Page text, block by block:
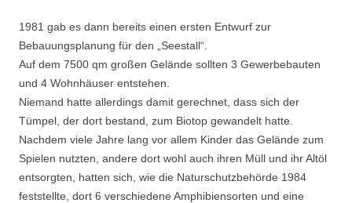
1981 gab es dann bereits einen ersten Entwurf zur
Bebauungsplanung für den „Seestall“.
Auf dem 7500 qm großen Gelände sollten 3 Gewerbebauten
und 4 Wohnhäuser entstehen.
Niemand hatte allerdings damit gerechnet, dass sich der
Tümpel, der dort bestand, zum Biotop gewandelt hatte.
Nachdem viele Jahre lang vor allem Kinder das Gelände zum
Spielen nutzten, andere dort wohl auch ihren Müll und ihr Altöl
entsorgten, hatten sich, wie die Naturschutzbehörde 1984
feststellte, dort 6 verschiedene Amphibiensorten und eine